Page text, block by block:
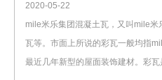
2020-05-22
mile米乐集团混凝土瓦，又叫mile米
瓦等。市面上所说的彩瓦一般均指
最近几年新型的屋面装饰建材。彩